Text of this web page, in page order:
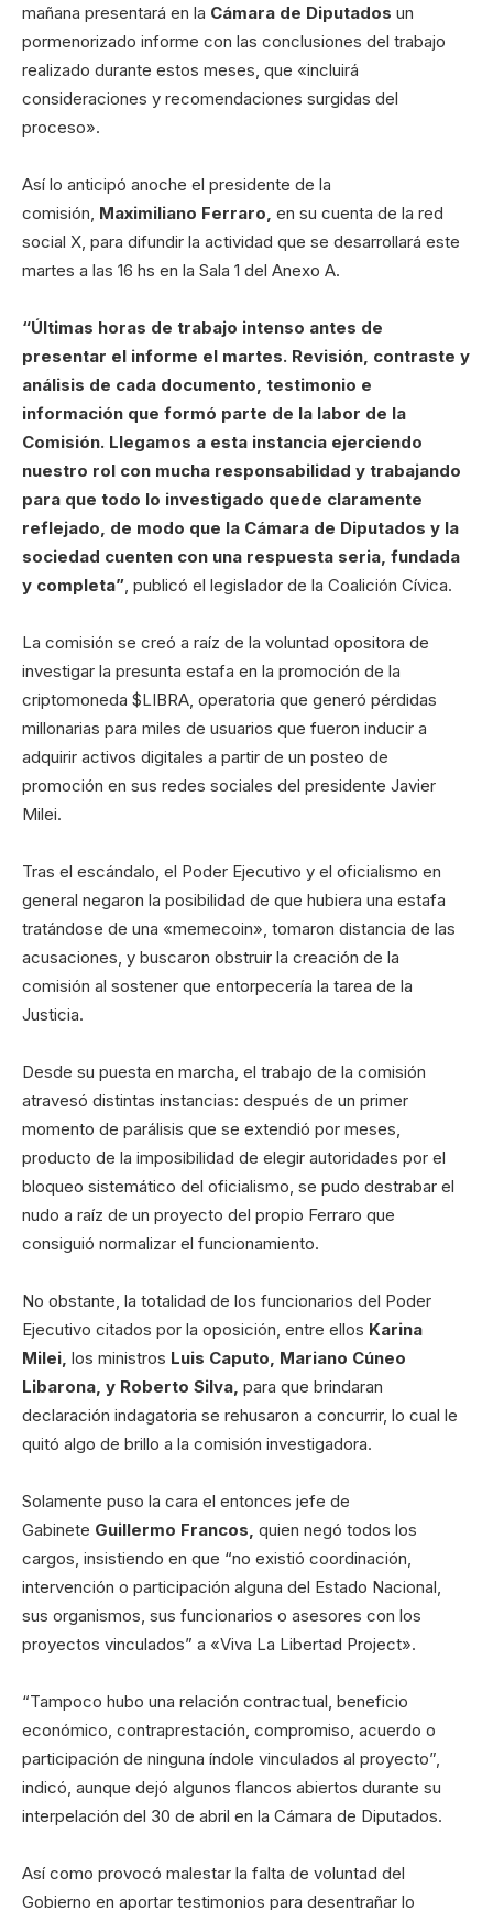
mañana presentará en la Cámara de Diputados un
pormenorizado informe con las conclusiones del trabajo
realizado durante estos meses, que «incluirá
consideraciones y recomendaciones surgidas del
proceso».
Así lo anticipó anoche el presidente de la
comisión, Maximiliano Ferraro, en su cuenta de la red
social X, para difundir la actividad que se desarrollará este
martes a las 16 hs en la Sala 1 del Anexo A.
“Últimas horas de trabajo intenso antes de
presentar el informe el martes. Revisión, contraste y
análisis de cada documento, testimonio e
información que formó parte de la labor de la
Comisión. Llegamos a esta instancia ejerciendo
nuestro rol con mucha responsabilidad y trabajando
para que todo lo investigado quede claramente
reflejado, de modo que la Cámara de Diputados y la
sociedad cuenten con una respuesta seria, fundada
y completa”, publicó el legislador de la Coalición Cívica.
La comisión se creó a raíz de la voluntad opositora de
investigar la presunta estafa en la promoción de la
criptomoneda $LIBRA, operatoria que generó pérdidas
millonarias para miles de usuarios que fueron inducir a
adquirir activos digitales a partir de un posteo de
promoción en sus redes sociales del presidente Javier
Milei.
Tras el escándalo, el Poder Ejecutivo y el oficialismo en
general negaron la posibilidad de que hubiera una estafa
tratándose de una «memecoin», tomaron distancia de las
acusaciones, y buscaron obstruir la creación de la
comisión al sostener que entorpecería la tarea de la
Justicia.
Desde su puesta en marcha, el trabajo de la comisión
atravesó distintas instancias: después de un primer
momento de parálisis que se extendió por meses,
producto de la imposibilidad de elegir autoridades por el
bloqueo sistemático del oficialismo, se pudo destrabar el
nudo a raíz de un proyecto del propio Ferraro que
consiguió normalizar el funcionamiento.
No obstante, la totalidad de los funcionarios del Poder
Ejecutivo citados por la oposición, entre ellos Karina
Milei, los ministros Luis Caputo, Mariano Cúneo
Libarona, y Roberto Silva, para que brindaran
declaración indagatoria se rehusaron a concurrir, lo cual le
quitó algo de brillo a la comisión investigadora.
Solamente puso la cara el entonces jefe de
Gabinete Guillermo Francos, quien negó todos los
cargos, insistiendo en que “no existió coordinación,
intervención o participación alguna del Estado Nacional,
sus organismos, sus funcionarios o asesores con los
proyectos vinculados” a «Viva La Libertad Project».
“Tampoco hubo una relación contractual, beneficio
económico, contraprestación, compromiso, acuerdo o
participación de ninguna índole vinculados al proyecto”,
indicó, aunque dejó algunos flancos abiertos durante su
interpelación del 30 de abril en la Cámara de Diputados.
Así como provocó malestar la falta de voluntad del
Gobierno en aportar testimonios para desentrañar lo